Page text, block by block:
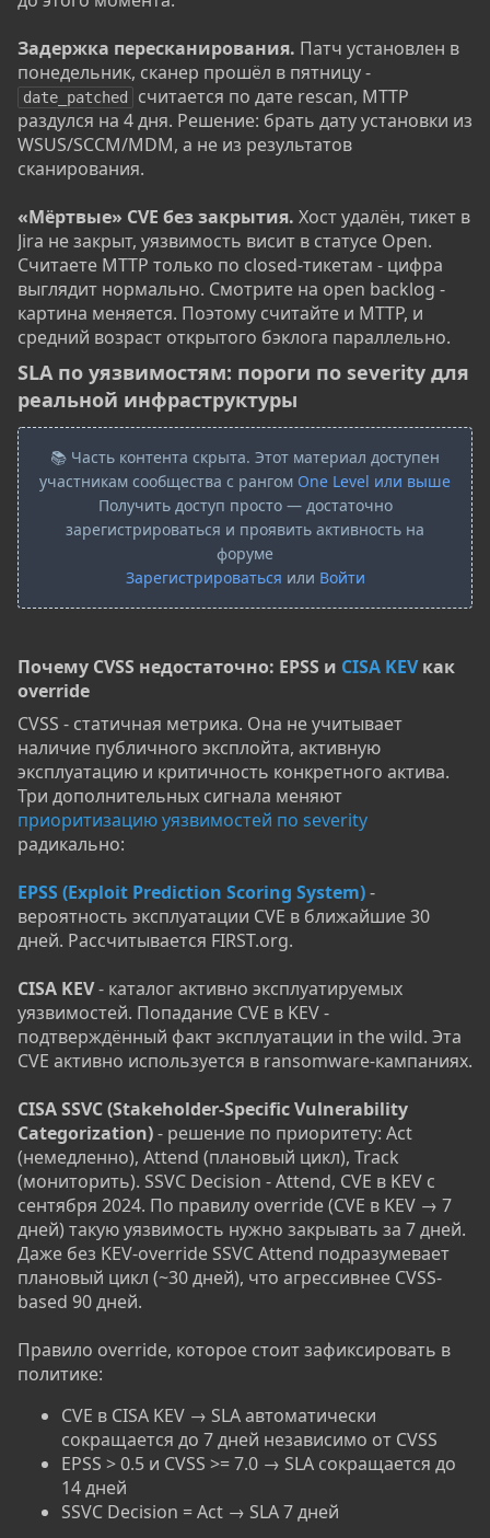
Задержка пересканирования. Патч установлен в
понедельник, сканер прошёл в пятницу -
date_patched
считается по дате rescan, MTTP
раздулся на 4 дня. Решение: брать дату установки из
WSUS/SCCM/MDM, а не из результатов
сканирования.
«Мёртвые» CVE без закрытия. Хост удалён, тикет в
Jira не закрыт, уязвимость висит в статусе Open.
Считаете MTTP только по closed-тикетам - цифра
выглядит нормально. Смотрите на open backlog -
картина меняется. Поэтому считайте и MTTP, и
средний возраст открытого бэклога параллельно.
SLA по уязвимостям: пороги по severity для
реальной инфраструктуры​
📚 Часть контента скрыта. Этот материал доступен
участникам сообщества с рангом One Level или выше
Получить доступ просто — достаточно
зарегистрироваться и проявить активность на
форуме
Зарегистрироваться или Войти
Почему CVSS недостаточно: EPSS и CISA KEVкак
override​
CVSS - статичная метрика. Она не учитывает
наличие публичного эксплойта, активную
эксплуатацию и критичность конкретного актива.
Три дополнительных сигнала меняют
приоритизацию уязвимостей по severity
радикально:
EPSS (Exploit Prediction Scoring System)-
вероятность эксплуатации CVE в ближайшие 30
дней. Рассчитывается FIRST.org.
CISA KEV- каталог активно эксплуатируемых
уязвимостей. Попадание CVE в KEV -
подтверждённый факт эксплуатации in the wild. Эта
CVE активно используется в ransomware-кампаниях.
CISA SSVC (Stakeholder-Specific Vulnerability
Categorization)- решение по приоритету: Act
(немедленно), Attend (плановый цикл), Track
(мониторить). SSVC Decision - Attend, CVE в KEV с
сентября 2024. По правилу override (CVE в KEV → 7
дней) такую уязвимость нужно закрывать за 7 дней.
Даже без KEV-override SSVC Attend подразумевает
плановый цикл (~30 дней), что агрессивнее CVSS-
based 90 дней.
Правило override, которое стоит зафиксировать в
политике:
CVE в CISA KEV → SLA автоматически
сокращается до 7 дней независимо от CVSS
EPSS > 0.5 и CVSS >= 7.0 → SLA сокращается до
14 дней
SSVC Decision = Act → SLA 7 дней